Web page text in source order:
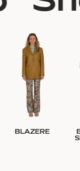
BLAZERE